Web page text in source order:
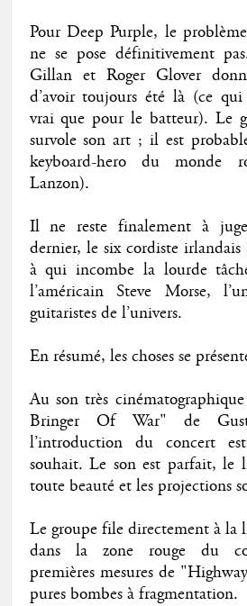
Pour Deep Purple, le
ne se pose définitivement
Gillan et Roger Glover
d’avoir toujours été là (ce qui
vrai que pour le batteur). Le
survole son art ; il est
keyboard-hero du monde
Lanzon).
Il ne reste finalement à
dernier, le six cordiste
à qui incombe la lourde
l’américain Steve Morse,
guitaristes de l’univers.
En résumé, les choses se
Au son très
Bringer Of War" de
l’introduction du concert
souhait. Le son est parfait, le
toute beauté et les projections
Le groupe file directement à
dans la zone rouge du
premières mesures de
pures bombes à fragmentation.